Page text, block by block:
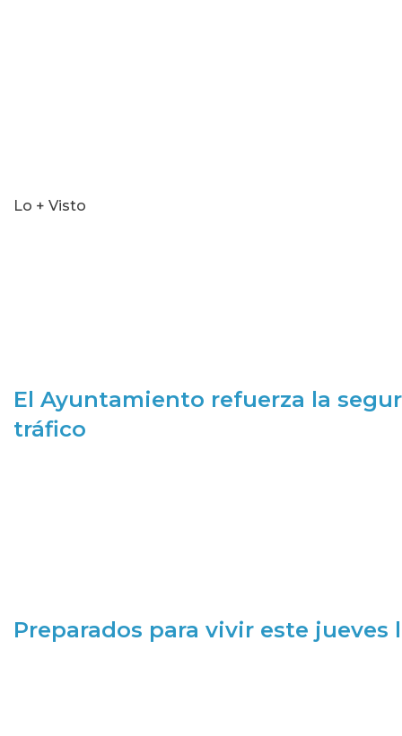
Lo + Visto
El Ayuntamiento refuerza la
tráfico
Preparados para vivir este jueves